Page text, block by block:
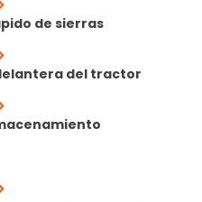
de sierras
del tractor